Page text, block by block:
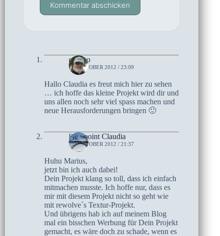
Kommentar abschicken
czoczo
12. OKTOBER 2012 / 23:09
Hallo Claudia es freut mich hier zu sehen
… ich hoffe das kleine Projekt wird dir und
uns allen noch sehr viel spass machen und
neue Herausforderungen bringen 🙂
little.point Claudia
10. OKTOBER 2012 / 21:37
Huhu Marius,
jetzt bin ich auch dabei!
Dein Projekt klang so toll, dass ich einfach
mitmachen musste. Ich hoffe nur, dass es
mir mit diesem Projekt nicht so geht wie
mit rewolve´s Textur-Projekt.
Und übrigens hab ich auf meinem Blog
mal ein bisschen Werbung für Dein Projekt
gemacht, es wäre doch zu schade, wenn es